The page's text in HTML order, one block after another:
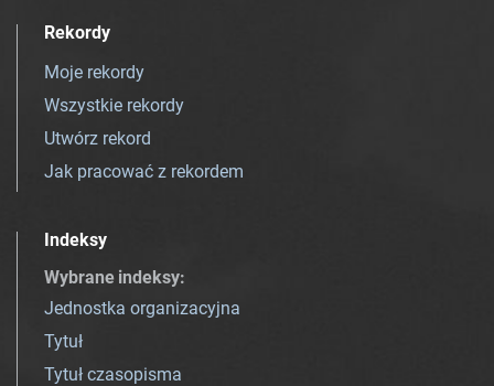
Rekordy
Moje rekordy
Wszystkie rekordy
Utwórz rekord
Jak pracować z rekordem
Indeksy
Wybrane indeksy:
Jednostka organizacyjna
Tytuł
Tytuł czasopisma